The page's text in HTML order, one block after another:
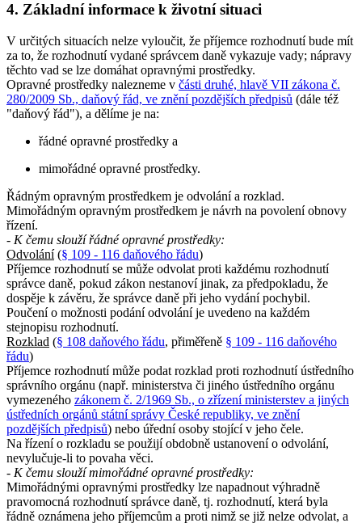
4. Základní informace k životní situaci
V určitých situacích nelze vyloučit, že příjemce rozhodnutí bude mít
za to, že rozhodnutí vydané správcem daně vykazuje vady; nápravy
těchto vad se lze domáhat opravnými prostředky.
Opravné prostředky nalezneme v části druhé, hlavě VII zákona č.
280/2009 Sb., daňový řád, ve znění pozdějších předpisů (dále též
"daňový řád"), a dělíme je na:
řádné opravné prostředky a
mimořádné opravné prostředky.
Řádným opravným prostředkem je odvolání a rozklad.
Mimořádným opravným prostředkem je návrh na povolení obnovy
řízení.
- K čemu slouží řádné opravné prostředky:
Odvolání(§ 109 - 116 daňového řádu)
Příjemce rozhodnutí se může odvolat proti každému rozhodnutí
správce daně, pokud zákon nestanoví jinak, za předpokladu, že
dospěje k závěru, že správce daně při jeho vydání pochybil.
Poučení o možnosti podání odvolání je uvedeno na každém
stejnopisu rozhodnutí.
Rozklad (§ 108 daňového řádu, přiměřeně § 109 - 116 daňového
řádu)
Příjemce rozhodnutí může podat rozklad proti rozhodnutí ústředního
správního orgánu (např. ministerstva či jiného ústředního orgánu
vymezeného zákonem č. 2/1969 Sb., o zřízení ministerstev a jiných
ústředních orgánů státní správy České republiky, ve znění
pozdějších předpisů) nebo úřední osoby stojící v jeho čele.
Na řízení o rozkladu se použijí obdobně ustanovení o odvolání,
nevylučuje-li to povaha věci.
- K čemu slouží mimořádné opravné prostředky:
Mimořádnými opravnými prostředky lze napadnout výhradně
pravomocná rozhodnutí správce daně, tj. rozhodnutí, která byla
řádně oznámena jeho příjemcům a proti nimž se již nelze odvolat, a